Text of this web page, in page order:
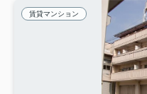
賃貸マンション